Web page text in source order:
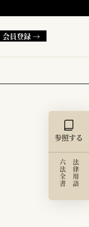
会員登録 →
参照する
法律用語
六法全書